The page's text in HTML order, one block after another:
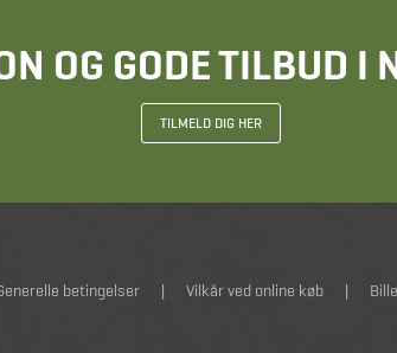
OG GODE TILBUD I
TILMELD DIG HER
betingelser | Vilkår ved online køb |